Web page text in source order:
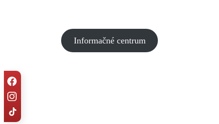
Informačné centrum